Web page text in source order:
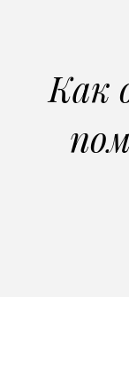
Как